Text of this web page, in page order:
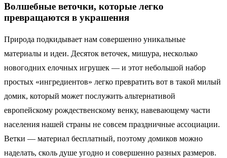
Волшебные веточки, которые легко
превращаются в украшения
Природа подкидывает нам совершенно уникальные
материалы и идеи. Десяток веточек, мишура, несколько
новогодних елочных игрушек — и этот небольшой набор
простых «ингредиентов» легко превратить вот в такой милый
домик, который может послужить альтернативой
европейскому рождественскому венку, навевающему части
населения нашей страны не совсем праздничные ассоциации.
Ветки — материал бесплатный, поэтому домиков можно
наделать, сколь душе угодно и совершенно разных размеров.